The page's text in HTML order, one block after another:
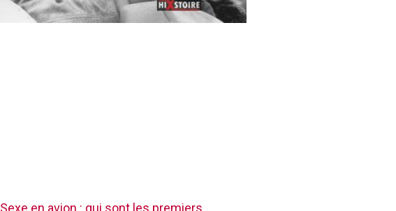
Sexe en avion : qui sont les premiers